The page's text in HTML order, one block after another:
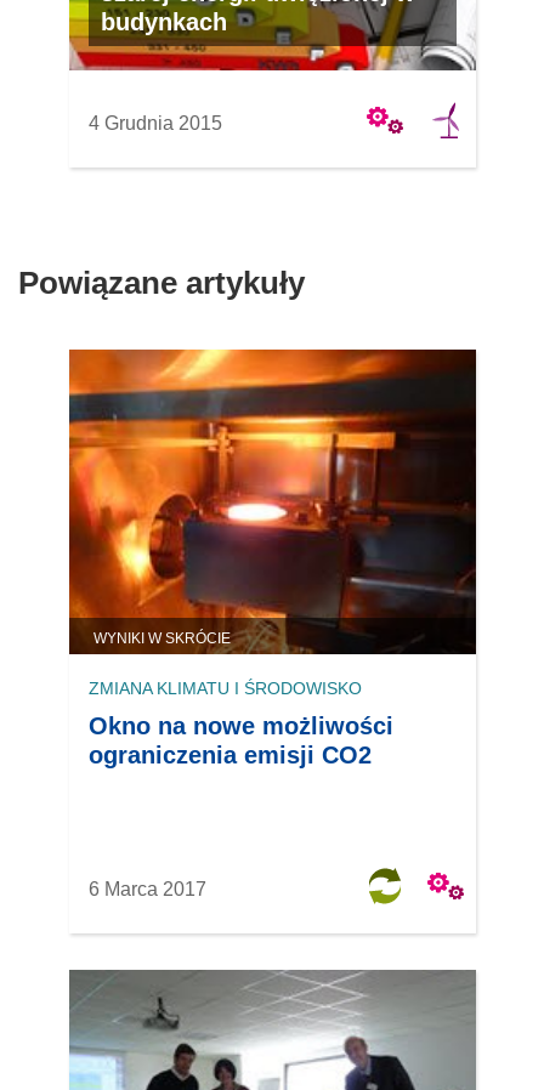
budynkach
4 Grudnia 2015
Powiązane artykuły
WYNIKI W SKRÓCIE
ZMIANA KLIMATU I ŚRODOWISKO
Okno na nowe możliwości
ograniczenia emisji CO2
6 Marca 2017